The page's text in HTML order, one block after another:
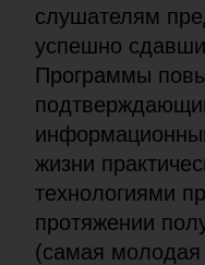
слушателям
успешно
Программы
жизни
технологиями
протяжении
(самая